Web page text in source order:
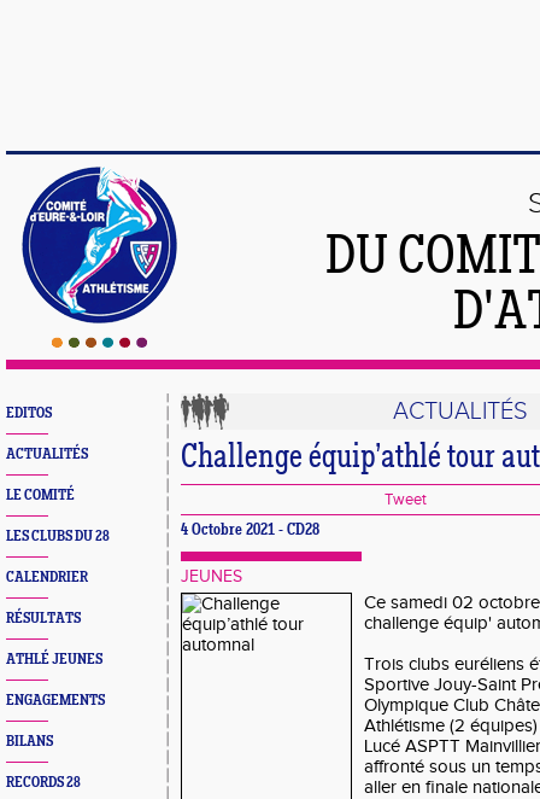
DU
EDITOS
ACTUALITÉS
LE COMITÉ
LES CLUBS DU 28
CALENDRIER
RÉSULTATS
ATHLÉ JEUNES
ENGAGEMENTS
BILANS
RECORDS 28
ACTUALITÉS
Challenge équip’athlé tour
Tweet
4 Octobre 2021 - CD28
JEUNES
Ce samedi 02
challenge équip'
Trois clubs euréliens
Sportive Jouy-Saint
Olympique Club
Athlétisme (2
Lucé ASPTT
affronté sous un
aller en finale